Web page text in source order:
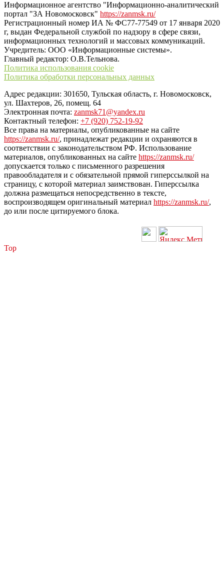
Информационное агентство "Информационно-аналитический
портал "ЗА Новомосковск" https://zanmsk.ru/
Регистрационный номер ИА № ФС77-77549 от 17 января 2020
г, выдан Федеральной службой по надзору в сфере связи,
информационных технологий и массовых коммуникаций.
Учредитель: ООО «Информационные системы».
Главный редактор: О.В.Тельнова.
Политика использования cookie
Политика обработки персональных данных
Адрес редакции: 301650, Тульская область, г. Новомосковск,
ул. Шахтеров, 26, помещ. 64
Электронная почта: zanmsk71@yandex.ru
Контактный телефон: +7 (920) 752-19-92
Все права на материалы, опубликованные на сайте
https://zanmsk.ru/, принадлежат редакции и охраняются в
соответствии с законодательством РФ. Использование
материалов, опубликованных на сайте https://zanmsk.ru/
допускается только с письменного разрешения
правообладателя и с обязательной прямой гиперссылкой на
страницу, с которой материал заимствован. Гиперссылка
должна размещаться непосредственно в тексте,
воспроизводящем оригинальный материал https://zanmsk.ru/,
до или после цитируемого блока.
Top